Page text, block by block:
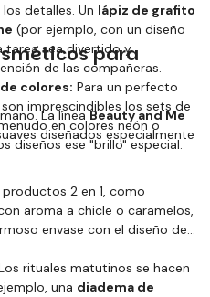
detalles. Un lápiz de grafito
(por ejemplo, con un diseño
tarea sea divertido y
de las compañeras.
colores: Para un perfecto
imprescindibles los sets de
en colores neón o
diseños ese "brillo" especial.
para
La líneaBeauty and Me
diseñados especialmente
productos 2 en 1, como
aroma a chicle o caramelos,
envase con el diseño de
rituales matutinos se hacen
una diadema de